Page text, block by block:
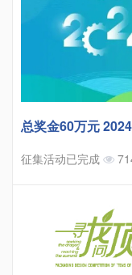
总奖金60万元
征集活动已完成